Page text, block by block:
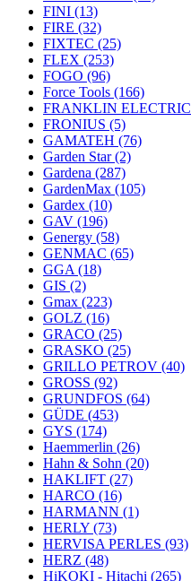
FINI (13)
FIRE (32)
FIXTEC (25)
FLEX (253)
FOGO (96)
Force Tools (166)
FRANKLIN ELECTRIC
FRONIUS (5)
GAMATEH (76)
Garden Star(2)
Gardena (287)
GardenMax (105)
Gardex (10)
GAV (196)
Genergy (58)
GENMAC (65)
GGA (18)
GIS (2)
Gmax (223)
GOLZ (16)
GRACO (25)
GRASKO (25)
GRILLO PETROV (40)
GROSS (92)
GRUNDFOS (64)
GÜDE (453)
GYS (174)
Haemmerlin (26)
Hahn & Sohn (20)
HAKLIFT (27)
HARCO (16)
HARMANN (1)
HERLY (73)
HERVISA PERLES (93)
HERZ (48)
HiKOKI - Hitachi (265)